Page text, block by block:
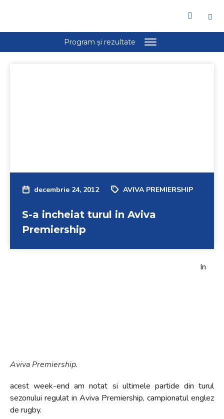
All
One
Accessibility
screen
navigate
interact
with
the
decembrie 24, 2012 AVIVA PREMIERSHIP
S-a incheiat turul in Aviva
Premiership
Aviva Premiership.
In
acest week-end am notat si ultimele partide din turul
sezonului regulat in Aviva Premiership, campionatul englez
de rugby.